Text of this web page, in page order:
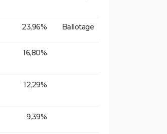
23,96% Ballotage
16,80%
12,29%
9,39%